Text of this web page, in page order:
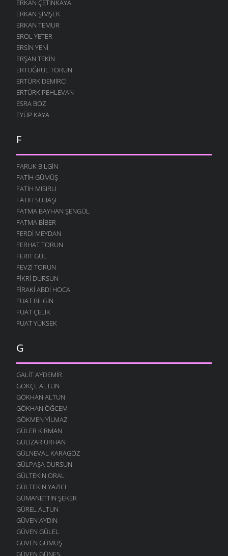
ERKAN ÇETINKAYA
ERKAN ŞIMŞEK
ERKAN TEMUR
EROL YETER
ERSIN YENI
ERŞAN TEKIN
ERTUĞRUL TÖRÜN
ERTÜRK DEMIRCI
ERTÜRK PEHLEVAN
ESRA BOZ
EYÜP KAYA
F
FARUK BILGIN
FATIH GÜMÜŞ
FATIH MISIRLI
FATIH SUBAŞI
FATMA BAYHAN ŞENGÜL
FATMA BIBER
FERDI MEYDAN
FERHAT TORUN
FERIT GÜL
FEVZI TORUN
FIKRI DURSUN
FIRAKI ABDI HOCA
FUAT BILGIN
FUAT ÇELIK
FUAT YÜKSEK
G
GALIT AYDEMIR
GÖKÇE ALTUN
GÖKHAN ALTUN
GÖKHAN ÖĞCEM
GÖKMEN YILMAZ
GÜLER KIRMAN
GÜLIZAR URHAN
GÜLNEVAL KARAGÖZ
GÜLPAŞA DURSUN
GÜLTEKIN ORAL
GÜLTEKIN YAZICI
GÜMANETTIN ŞEKER
GÜREL ALTUN
GÜVEN AYDIN
GÜVEN GÜLEL
GÜVEN GÜMÜŞ
GÜVEN GÜNEŞ